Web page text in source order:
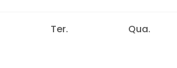
Ter. Qua.